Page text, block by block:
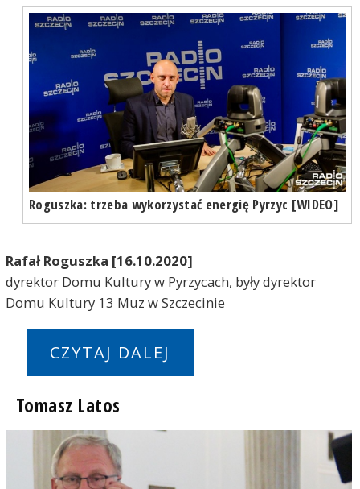
Roguszka: trzeba wykorzystać energię Pyrzyc [WIDEO]
Rafał Roguszka [16.10.2020]
dyrektor Domu Kultury w Pyrzycach, były dyrektor
Domu Kultury 13 Muz w Szczecinie
CZYTAJ DALEJ
Tomasz Latos